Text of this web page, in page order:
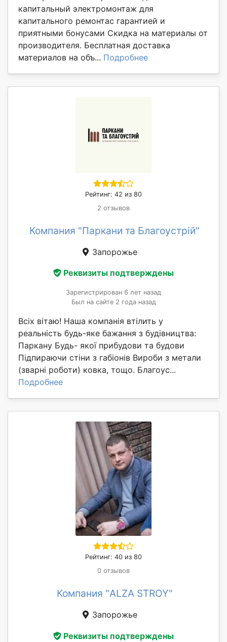
капитальный электромонтаж для
капитального ремонтас гарантией и
приятными бонусами Скидка на материалы от
производителя. Бесплатная доставка
материалов на объ... Подробнее
Рейтинг: 42 из 80
2 отзывов
Компания "Паркани та Благоустрій"
Запорожье
Реквизиты подтверждены
Зарегистрирован 6 лет назад
Был на сайте 2 года назад
Всіх вітаю! Наша компанія втілить у
реальність будь-яке бажання з будівництва:
Паркану Будь- якої прибудови та будови
Підпираючи стіни з габіонів Вироби з метали
(зварні роботи) ковка, тощо. Благоус...
Подробнее
Рейтинг: 40 из 80
0 отзывов
Компания "ALZA STROY"
Запорожье
Реквизиты подтверждены